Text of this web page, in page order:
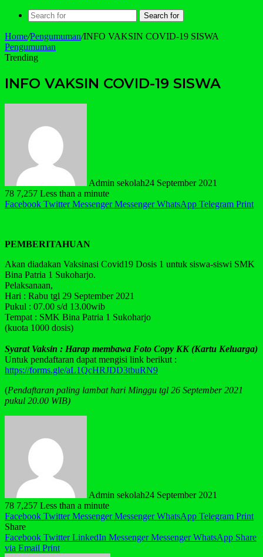
Search for
Home/Pengumuman/INFO VAKSIN COVID-19 SISWA
Pengumuman
Trending
INFO VAKSIN COVID-19 SISWA
Admin sekolah24 September 2021
78 7,257 Less than a minute
Facebook Twitter Messenger Messenger WhatsApp Telegram Print
PEMBERITAHUAN
Akan diadakan Vaksinasi Covid19 Dosis 1 untuk siswa-siswi SMK
Bina Patria 1 Sukoharjo.
Pelaksanaan,
Hari : Rabu tgl 29 September 2021
Pukul : 07.00 s/d 13.00wib
Tempat : SMK Bina Patria 1 Sukoharjo
(kuota 1000 dosis)
Syarat Vaksin : Harap membawa Foto Copy KK (Kartu Keluarga)
Untuk pendaftaran dapat mengisi link berikut :
https://forms.gle/aL1QcHRJDD3tbuRN9
(Pendaftaran paling lambat hari Minggu tgl 26 September 2021
pukul 20.00 WIB)
Admin sekolah24 September 2021
78 7,257 Less than a minute
Facebook Twitter Messenger Messenger WhatsApp Telegram Print
Share
Facebook Twitter LinkedIn Messenger Messenger WhatsApp Share
via Email Print